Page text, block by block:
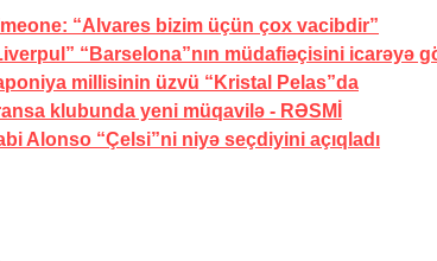
“Alvares bizim üçün çox vacibdir”
“Barselona”nın müdafiəçisini icarəyə
millisinin üzvü “Kristal Pelas”da
klubunda yeni müqavilə - RƏSMİ
Alonso “Çelsi”ni niyə seçdiyini açıqladı